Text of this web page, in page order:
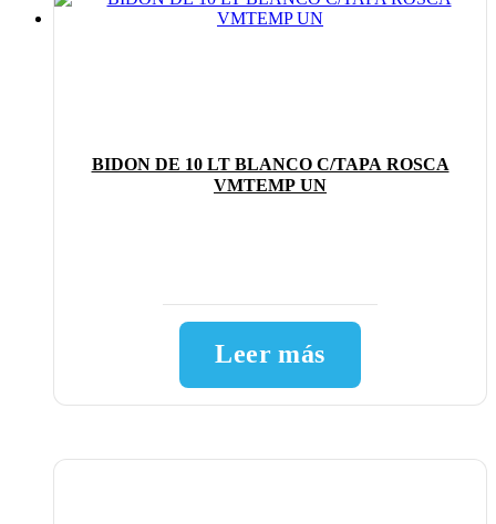
BIDON DE 10 LT BLANCO C/TAPA ROSCA
VMTEMP UN
Leer más